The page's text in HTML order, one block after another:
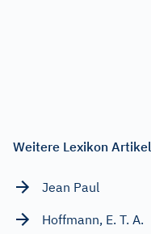
Weitere Lexikon Artikel
Jean Paul
Hoffmann, E. T. A.